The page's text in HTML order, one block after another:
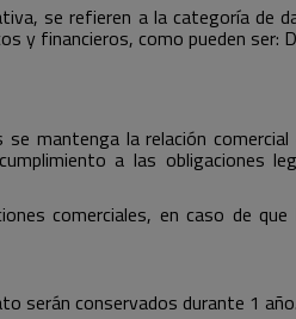
se refieren a la categoría de
y financieros, como pueden ser:
mantenga la relación
a las obligaciones
comerciales, en caso de
serán conservados durante 1 año.